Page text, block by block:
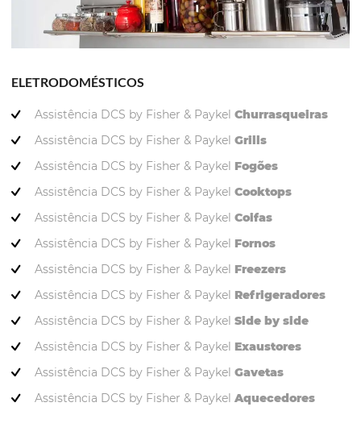
ELETRODOMÉSTICOS
Assistência DCS by Fisher & Paykel Churrasqueiras
Assistência DCS by Fisher & Paykel Grills
Assistência DCS by Fisher & Paykel Fogões
Assistência DCS by Fisher & Paykel Cooktops
Assistência DCS by Fisher & Paykel Coifas
Assistência DCS by Fisher & Paykel Fornos
Assistência DCS by Fisher & Paykel Freezers
Assistência DCS by Fisher & Paykel Refrigeradores
Assistência DCS by Fisher & Paykel Side by side
Assistência DCS by Fisher & Paykel Exaustores
Assistência DCS by Fisher & Paykel Gavetas
Assistência DCS by Fisher & Paykel Aquecedores